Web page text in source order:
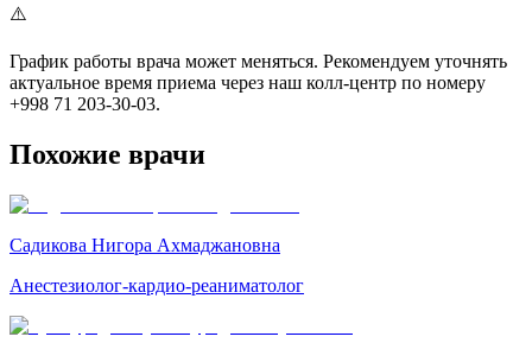
⚠️
График работы врача может меняться. Рекомендуем уточнять
актуальное время приема через наш колл-центр по номеру
+998 71 203-30-03.
Похожие врачи
Садикова Нигора Ахмаджановна
Анестезиолог-кардио-реаниматолог